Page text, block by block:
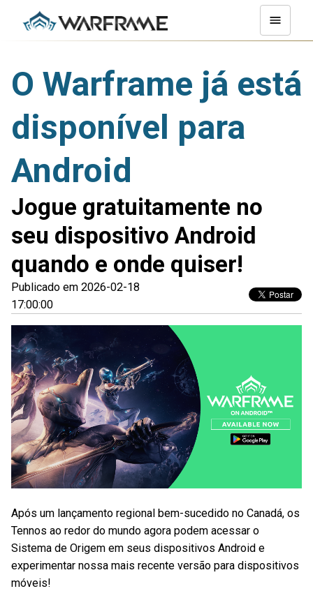
O Warframe já está
disponível para
Android
Jogue gratuitamente no
seu dispositivo Android
quando e onde quiser!
Publicado em 2026-02-18
17:00:00
Após um lançamento regional bem-sucedido no Canadá, os
Tennos ao redor do mundo agora podem acessar o
Sistema de Origem em seus dispositivos Android e
experimentar nossa mais recente versão para dispositivos
móveis!